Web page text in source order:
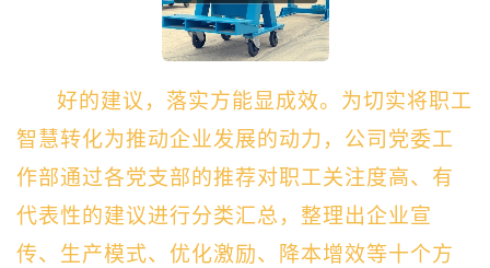
好的建议，落实方能显成效。为切实将职工
智慧转化为推动企业发展的动力，公司党委工
作部通过各党支部的推荐对职工关注度高、有
代表性的建议进行分类汇总，整理出企业宣
传、生产模式、优化激励、降本增效等十个方